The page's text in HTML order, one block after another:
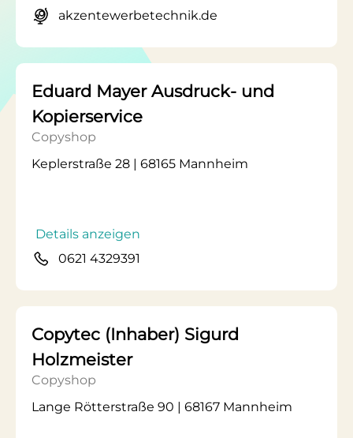
akzentewerbetechnik.de
Eduard Mayer Ausdruck- und
Kopierservice
Copyshop
Keplerstraße 28 | 68165 Mannheim
Details anzeigen
0621 4329391
Copytec (Inhaber) Sigurd
Holzmeister
Copyshop
Lange Rötterstraße 90 | 68167 Mannheim